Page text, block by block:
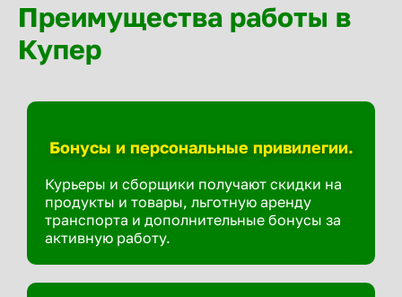
Преимущества работы в
Купер
Бонусы и персональные привилегии.
Курьеры и сборщики получают скидки на
продукты и товары, льготную аренду
транспорта и дополнительные бонусы за
активную работу.